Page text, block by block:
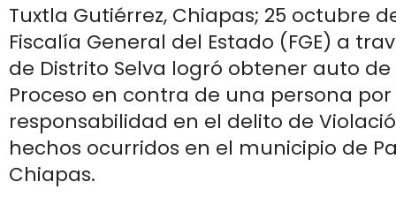
Tuxtla Gutiérrez, Chiapas; 25 octubre
Fiscalía General del Estado (FGE) a
de Distrito Selva logró obtener auto
Proceso en contra de una persona
responsabilidad en el delito de
hechos ocurridos en el municipio de
Chiapas.